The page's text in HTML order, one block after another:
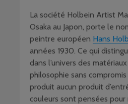
La société Holbein Artist
Osaka au Japon, porte le
peintre européen Hans
années 1930. Ce qui
dans l’univers des matériaux
philosophie sans
produit aucun produit
couleurs sont pensées